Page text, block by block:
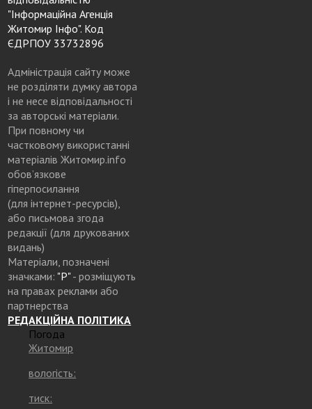
"Інформаційна Агенція
Житомир Інфо". Код
ЄДРПОУ 33732896
Адміністрація сайту може
не розділяти думку автора
і не несе відповідальності
за авторські матеріали.
При повному чи
частковому використанні
матеріалів Житомир.info
обов’язкове
гіперпосилання
(для інтернет-ресурсів),
або письмова згода
редакції (для друкованих
видань)
Матеріали, позначені
значками: "Р"- розміщують
на правах реклами або
партнерства
РЕДАКЦІЙНА ПОЛІТИКА
Погода
Житомир
вологість:
тиск: